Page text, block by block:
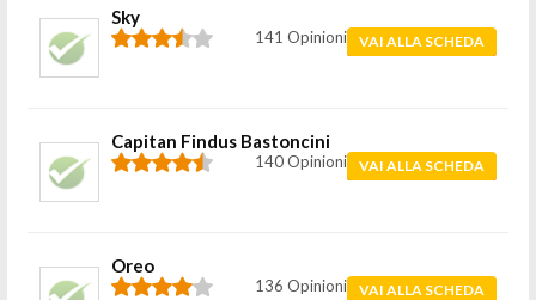
Sky
141 Opinioni VAI ALLA SCHEDA
Capitan Findus Bastoncini
140 Opinioni VAI ALLA SCHEDA
Oreo
136 Opinioni VAI ALLA SCHEDA